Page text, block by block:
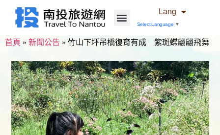
Lang
Select Language ▼
首頁 » 新聞公告 » 竹山下坪吊橋復育有成 紫斑蝶翩翩飛舞